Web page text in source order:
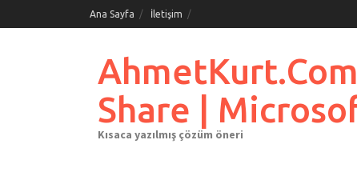
to
Ana Sayfa İletişim
Share |
Kısaca yazılmış çözüm öneri